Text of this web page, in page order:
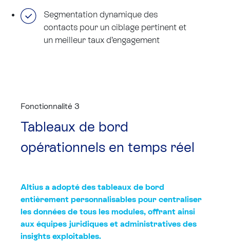
Segmentation dynamique des
contacts pour un ciblage pertinent et
un meilleur taux d’engagement
Fonctionnalité 3
Tableaux de bord
opérationnels en temps réel
Altius a adopté des tableaux de bord
entièrement personnalisables pour centraliser
les données de tous les modules, offrant ainsi
aux équipes juridiques et administratives des
insights exploitables.